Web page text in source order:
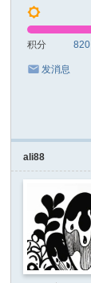
积分 820
发消息
ali88